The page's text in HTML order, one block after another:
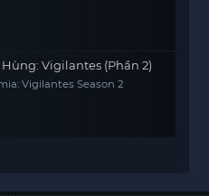
Vigilantes (Phần 2)
Vigilantes Season 2